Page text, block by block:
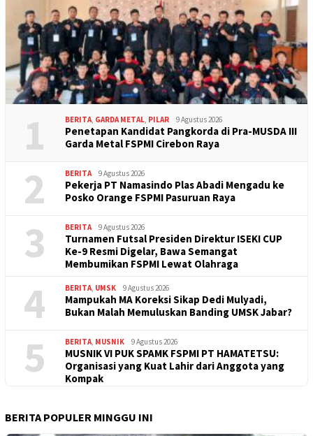
1 BERITA, GARDA METAL, PILAR 9 Agustus 2026
Penetapan Kandidat Pangkorda di Pra-MUSDA III
Garda Metal FSPMI Cirebon Raya
2 BERITA 9 Agustus 2026
Pekerja PT Namasindo Plas Abadi Mengadu ke
Posko Orange FSPMI Pasuruan Raya
3 BERITA 9 Agustus 2026
Turnamen Futsal Presiden Direktur ISEKI CUP
Ke-9 Resmi Digelar, Bawa Semangat
Membumikan FSPMI Lewat Olahraga
4 BERITA, UMSK 9 Agustus 2026
Mampukah MA Koreksi Sikap Dedi Mulyadi,
Bukan Malah Memuluskan Banding UMSK Jabar?
5 BERITA, MUSNIK 9 Agustus 2026
MUSNIK VI PUK SPAMK FSPMI PT HAMATETSU:
Organisasi yang Kuat Lahir dari Anggota yang
Kompak
BERITA POPULER MINGGU INI